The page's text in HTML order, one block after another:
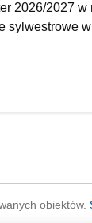
2026/2027
sylwestrowe
obiektów.